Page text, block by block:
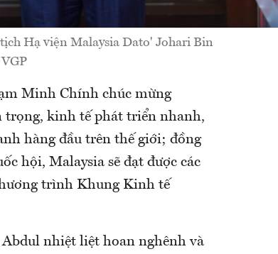
Hạ viện Malaysia Dato' Johari Bin
Minh Chính chúc mừng
trọng, kinh tế phát triển nhanh,
hàng đầu trên thế giới; đồng
hội, Malaysia sẽ đạt được các
trình Khung Kinh tế
nhiệt liệt hoan nghênh và